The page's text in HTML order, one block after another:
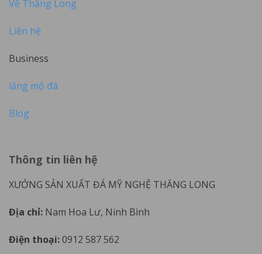
Về Thăng Long
Liên hệ
Business
lăng mộ đá
Blog
Thông tin liên hệ
XƯỞNG SẢN XUẤT ĐÁ MỸ NGHỆ THĂNG LONG
Địa chỉ: Nam Hoa Lư, Ninh Bình
Điện thoại:0912 587 562